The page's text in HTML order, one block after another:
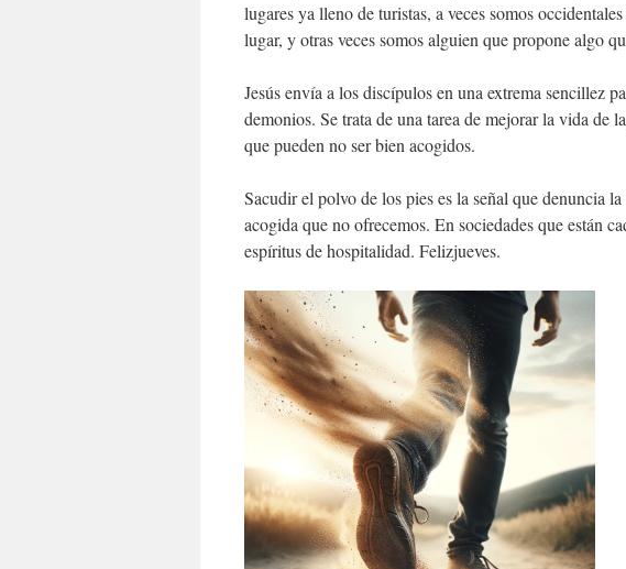
lugares ya lleno de turistas, a veces somos
lugar, y otras veces somos alguien que propone algo
Jesús envía a los discípulos en una extrema sencillez
demonios. Se trata de una tarea de mejorar la vida de
que pueden no ser bien acogidos.
Sacudir el polvo de los pies es la señal que denuncia
acogida que no ofrecemos. En sociedades que están
espíritus de hospitalidad. Felizjueves.